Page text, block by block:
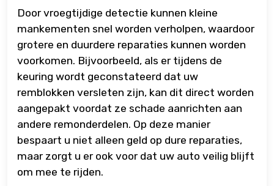
Door vroegtijdige detectie kunnen kleine
mankementen snel worden verholpen, waardoor
grotere en duurdere reparaties kunnen worden
voorkomen. Bijvoorbeeld, als er tijdens de
keuring wordt geconstateerd dat uw
remblokken versleten zijn, kan dit direct worden
aangepakt voordat ze schade aanrichten aan
andere remonderdelen. Op deze manier
bespaart u niet alleen geld op dure reparaties,
maar zorgt u er ook voor dat uw auto veilig blijft
om mee te rijden.